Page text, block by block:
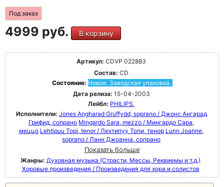
Под заказ
4999 руб. В корзину
Артикул: CDVP 022883
Состав: CD
Состояние: Новое. Заводская упаковка.
Дата релиза: 15-04-2003
Лейбл: PHILIPS.
Исполнители: Jones Angharad Gruffydd, soprano / Джонс Ангарад
Грифид, сопрано Mingardo Sara, mezzo / Мингардо Сара,
меццо Lehtipuu Topi, tenor / Лехтипуу Топи, тенор Lunn Joanne,
soprano / Ланн Джоанна, сопрано
Показать больше
Жанры: Духовная музыка (Страсти, Мессы, Реквиемы и т.д.)
Хоровые произведения / Произведения для хора и солистов